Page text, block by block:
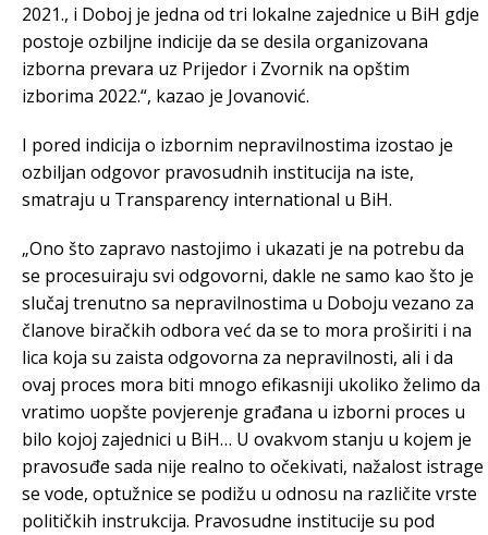
2021., i Doboj je jedna od tri lokalne zajednice u BiH gdje
postoje ozbiljne indicije da se desila organizovana
izborna prevara uz Prijedor i Zvornik na opštim
izborima 2022.“, kazao je Jovanović.
I pored indicija o izbornim nepravilnostima izostao je
ozbiljan odgovor pravosudnih institucija na iste,
smatraju u Transparency international u BiH.
„Ono što zapravo nastojimo i ukazati je na potrebu da
se procesuiraju svi odgovorni, dakle ne samo kao što je
slučaj trenutno sa nepravilnostima u Doboju vezano za
članove biračkih odbora već da se to mora proširiti i na
lica koja su zaista odgovorna za nepravilnosti, ali i da
ovaj proces mora biti mnogo efikasniji ukoliko želimo da
vratimo uopšte povjerenje građana u izborni proces u
bilo kojoj zajednici u BiH… U ovakvom stanju u kojem je
pravosuđe sada nije realno to očekivati, nažalost istrage
se vode, optužnice se podižu u odnosu na različite vrste
političkih instrukcija. Pravosudne institucije su pod